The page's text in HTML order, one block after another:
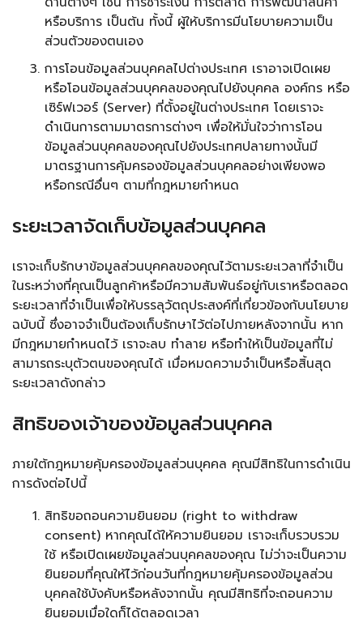
หรือบริการ เป็นต้น ทั้งนี้ ผู้ให้บริการมีนโยบายความเป็น
ส่วนตัวของตนเอง
การโอนข้อมูลส่วนบุคคลไปต่างประเทศ เราอาจเปิดเผย
หรือโอนข้อมูลส่วนบุคคลของคุณไปยังบุคคล องค์กร หรือ
เซิร์ฟเวอร์ (Server) ที่ตั้งอยู่ในต่างประเทศ โดยเราจะ
ดำเนินการตามมาตรการต่างๆ เพื่อให้มั่นใจว่าการโอน
ข้อมูลส่วนบุคคลของคุณไปยังประเทศปลายทางนั้นมี
มาตรฐานการคุ้มครองข้อมูลส่วนบุคคลอย่างเพียงพอ
หรือกรณีอื่นๆ ตามที่กฎหมายกำหนด
ระยะเวลาจัดเก็บข้อมูลส่วนบุคคล
เราจะเก็บรักษาข้อมูลส่วนบุคคลของคุณไว้ตามระยะเวลาที่จำเป็น
ในระหว่างที่คุณเป็นลูกค้าหรือมีความสัมพันธ์อยู่กับเราหรือตลอด
ระยะเวลาที่จำเป็นเพื่อให้บรรลุวัตถุประสงค์ที่เกี่ยวข้องกับนโยบาย
ฉบับนี้ ซึ่งอาจจำเป็นต้องเก็บรักษาไว้ต่อไปภายหลังจากนั้น หาก
มีกฎหมายกำหนดไว้ เราจะลบ ทำลาย หรือทำให้เป็นข้อมูลที่ไม่
สามารถระบุตัวตนของคุณได้ เมื่อหมดความจำเป็นหรือสิ้นสุด
ระยะเวลาดังกล่าว
สิทธิของเจ้าของข้อมูลส่วนบุคคล
ภายใต้กฎหมายคุ้มครองข้อมูลส่วนบุคคล คุณมีสิทธิในการดำเนิน
การดังต่อไปนี้
สิทธิขอถอนความยินยอม (right to withdraw
consent) หากคุณได้ให้ความยินยอม เราจะเก็บรวบรวม
ใช้ หรือเปิดเผยข้อมูลส่วนบุคคลของคุณ ไม่ว่าจะเป็นความ
ยินยอมที่คุณให้ไว้ก่อนวันที่กฎหมายคุ้มครองข้อมูลส่วน
บุคคลใช้บังคับหรือหลังจากนั้น คุณมีสิทธิที่จะถอนความ
ยินยอมเมื่อใดก็ได้ตลอดเวลา